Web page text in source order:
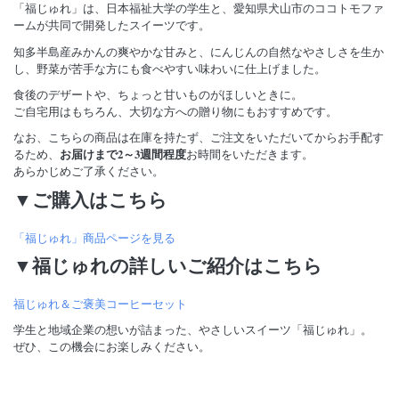
「福じゅれ」は、日本福祉大学の学生と、愛知県犬山市のココトモファ
ームが共同で開発したスイーツです。
知多半島産みかんの爽やかな甘みと、にんじんの自然なやさしさを生か
し、野菜が苦手な方にも食べやすい味わいに仕上げました。
食後のデザートや、ちょっと甘いものがほしいときに。
ご自宅用はもちろん、大切な方への贈り物にもおすすめです。
なお、こちらの商品は在庫を持たず、ご注文をいただいてからお手配す
るため、 お届けまで2～3週間程度お時間をいただきます。
あらかじめご了承ください。
▼ご購入はこちら
「福じゅれ」商品ページを見る
▼福じゅれの詳しいご紹介はこちら
福じゅれ＆ご褒美コーヒーセット
学生と地域企業の想いが詰まった、やさしいスイーツ「福じゅれ」。
ぜひ、この機会にお楽しみください。